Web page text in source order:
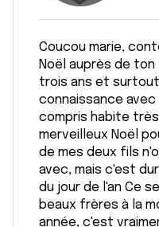
Coucou marie,
Noël auprès de
trois ans et
connaissance
compris habite très
merveilleux Noël
de mes deux fils
avec, mais c'est
du jour de l'an Ce
beaux frères à la
année, c'est